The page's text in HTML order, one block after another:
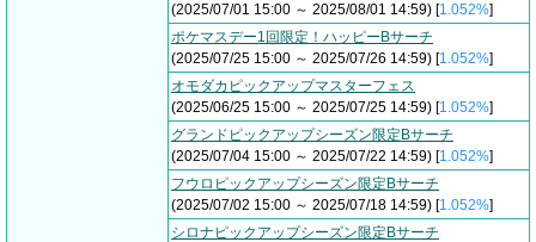
(2025/07/01 15:00 ～ 2025/08/01 14:59) [1.052%]
ポケマスデー1回限定！ハッピーBサーチ
(2025/07/25 15:00 ～ 2025/07/26 14:59) [1.052%]
オモダカピックアップマスターフェス
(2025/06/25 15:00 ～ 2025/07/25 14:59) [1.052%]
グランドピックアップシーズン限定Bサーチ
(2025/07/04 15:00 ～ 2025/07/22 14:59) [1.052%]
フウロピックアップシーズン限定Bサーチ
(2025/07/02 15:00 ～ 2025/07/18 14:59) [1.052%]
シロナピックアップシーズン限定Bサーチ